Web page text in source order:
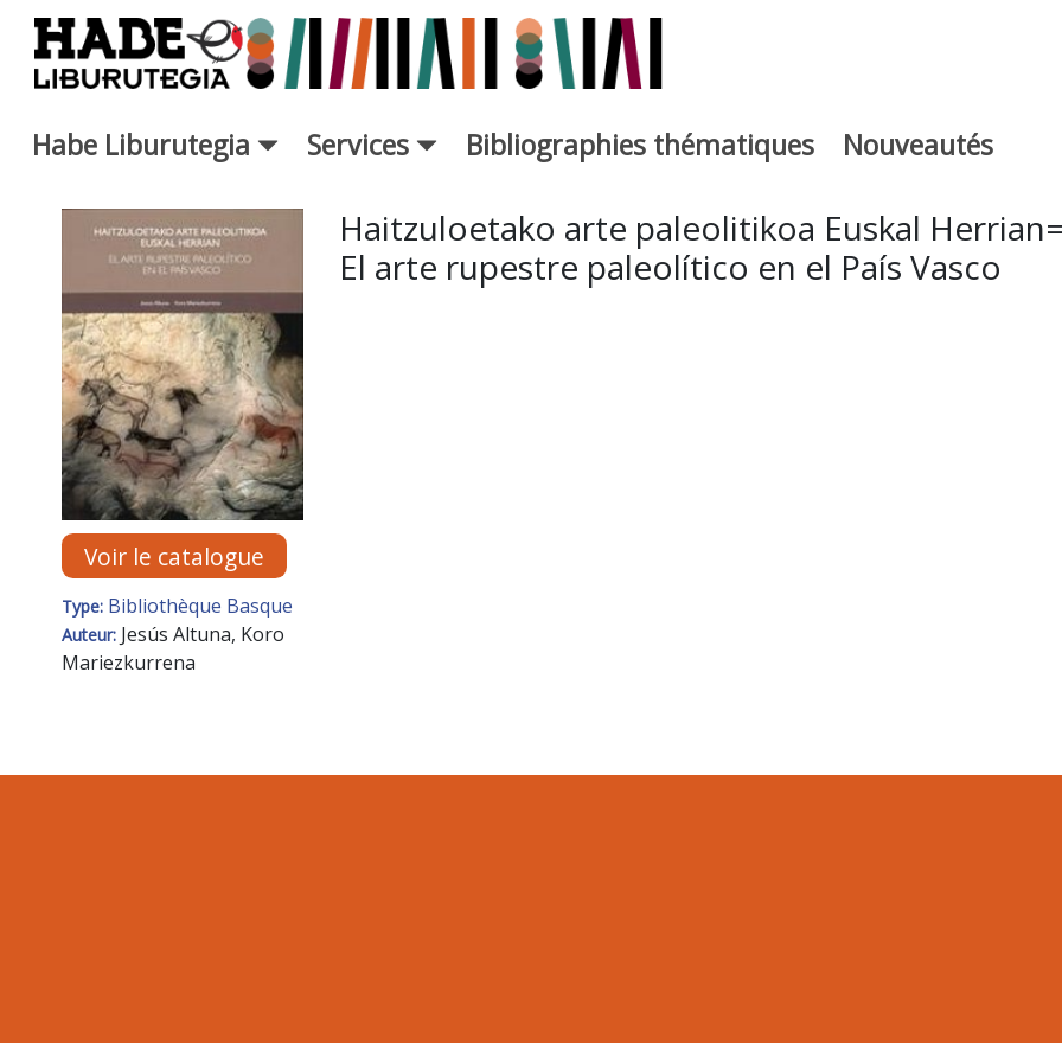
Saut au contenu principal
Habe Liburutegia Services Bibliographies thématiques Nouveautés
Fiche de Nouveaux Livres - Liburutegia
Voir le catalogue
Type: Bibliothèque Basque
Auteur: Jesús Altuna, Koro
Mariezkurrena
Haitzuloetako arte paleolitikoa Euskal
El arte rupestre paleolítico en el País Vasco